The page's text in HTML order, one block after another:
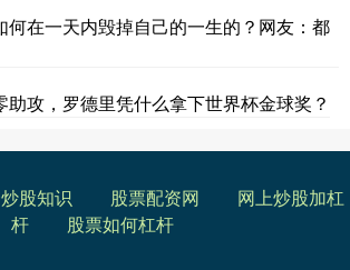
何在一天内毁掉自己的一生的？网友：都
助攻，罗德里凭什么拿下世界杯金球奖？
股知识 股票配资网
网上炒股加杠
杆
股票如何杠杆